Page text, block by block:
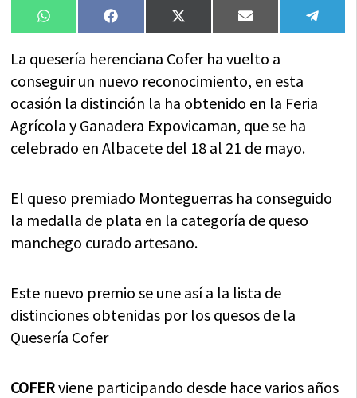
Compartir
en
WhatsAppCompartir
en
FacebookCompartir
en
X
(Twitter)
Compartir
en
Email
en
La quesería herenciana Cofer ha vuelto a
conseguir un nuevo reconocimiento, en esta
ocasión la distinción la ha obtenido en la Feria
Agrícola y Ganadera Expovicaman, que se ha
celebrado en Albacete del 18 al 21 de mayo.
El queso premiado Monteguerras ha conseguido
la medalla de plata en la categoría de queso
manchego curado artesano.
Este nuevo premio se une así a la lista de
distinciones obtenidas por los quesos de la
Quesería Cofer
COFERviene participando desde hace varios años